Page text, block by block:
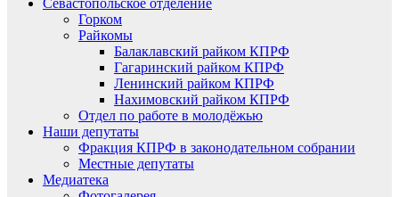
Севастопольское отделение
Горком
Райкомы
Балаклавский райком КПРФ
Гагаринский райком КПРФ
Ленинский райком КПРФ
Нахимовский райком КПРФ
Отдел по работе в молодёжью
Наши депутаты
Фракция КПРФ в законодательном собрании
Местные депутаты
Медиатека